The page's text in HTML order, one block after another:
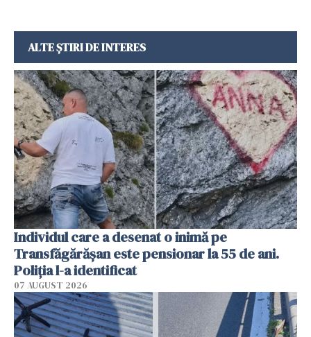
ALTE ȘTIRI DE INTERES
Individul care a desenat o inimă pe
Transfăgărășan este pensionar la 55 de ani.
Poliția l-a identificat
07 AUGUST 2026